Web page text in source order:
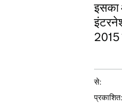
इसका
2015
से:
प्रकाशित: